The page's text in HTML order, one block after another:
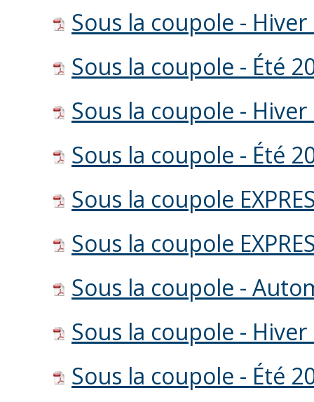
Sous la coupole - Hiver
Sous la coupole - Été
Sous la coupole - Hiver
Sous la coupole - Été
Sous la coupole
Sous la coupole
Sous la coupole -
Sous la coupole - Hiver
Sous la coupole - Été